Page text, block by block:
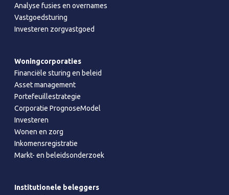
Analyse fusies en overnames
Vastgoedsturing
Investeren zorgvastgoed
Woningcorporaties
Financiële sturing en beleid
Asset management
Portefeuillestrategie
Corporatie PrognoseModel
Investeren
Wonen en zorg
Inkomensregistratie
Markt- en beleidsonderzoek
Institutionele beleggers